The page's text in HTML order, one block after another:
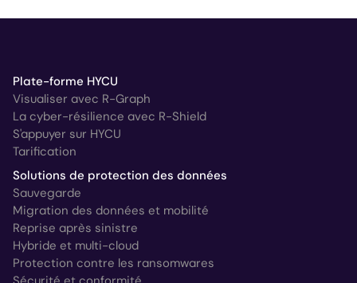
Plate-forme HYCU
Visualiser avec R-Graph
La cyber-résilience avec R-Shield
S'appuyer sur HYCU
Tarification
Solutions de protection des données
Sauvegarde
Migration des données et mobilité
Reprise après sinistre
Hybride et multi-cloud
Protection contre les ransomwares